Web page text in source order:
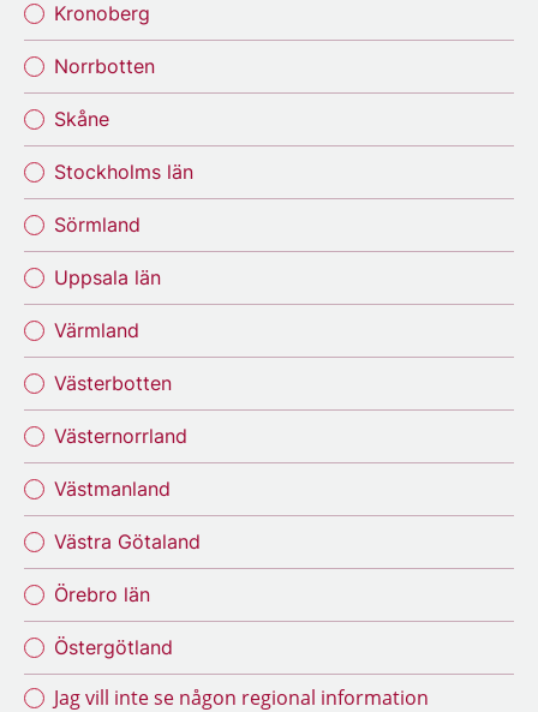
Kronoberg
Norrbotten
Skåne
Stockholms län
Sörmland
Uppsala län
Värmland
Västerbotten
Västernorrland
Västmanland
Västra Götaland
Örebro län
Östergötland
Jag vill inte se någon regional information